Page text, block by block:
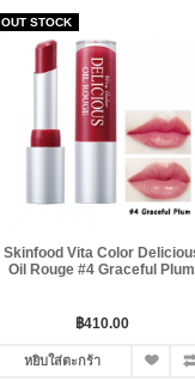
OUT STOCK
Skinfood Vita Color
Oil Rouge #4 Graceful Plum
฿410.00
หยิบใส่ตะกร้า